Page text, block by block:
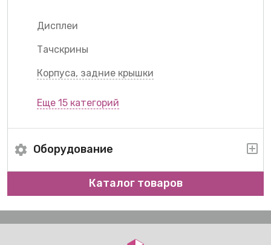
Дисплеи
Тачскрины
Корпуса, задние крышки
Еще 15 категорий
Оборудование
Каталог товаров